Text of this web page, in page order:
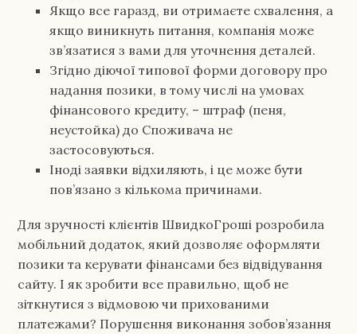
Якщо все гаразд, ви отримаєте схвалення, а
якщо виникнуть питання, компанія може
зв’язатися з вами для уточнення деталей.
Згідно діючої типової форми договору про
надання позики, в тому числі на умовах
фінансового кредиту, – штраф (пеня,
неустойка) до Споживача не
застосовуються.
Іноді заявки відхиляють, і це може бути
пов’язано з кількома причинами.
Для зручності клієнтів ШвидкоГроші розробила
мобільний додаток, який дозволяє оформляти
позики та керувати фінансами без відвідування
сайту. І як зробити все правильно, щоб не
зіткнутися з відмовою чи прихованими
платежами? Порушення виконання зобов’язання